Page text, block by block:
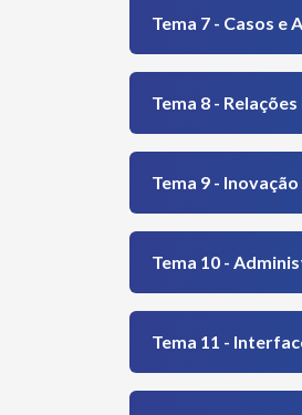
Tema 7 - Casos
Tema 8 -
Tema 9 -
Tema 10 -
Tema 11 -